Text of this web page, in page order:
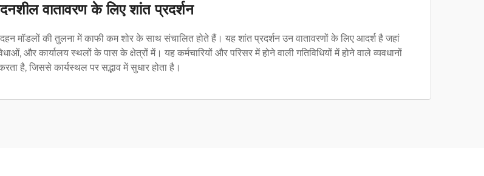
वातावरण के लिए शांत प्रदर्शन
मॉडलों की तुलना में काफी कम शोर के साथ संचालित होते हैं। यह शांत प्रदर्शन उन वातावरणों के लिए आदर्श है जहां
और कार्यालय स्थलों के पास के क्षेत्रों में। यह कर्मचारियों और परिसर में होने वाली गतिविधियों में होने वाले व्यवधानों
है, जिससे कार्यस्थल पर सद्भाव में सुधार होता है।